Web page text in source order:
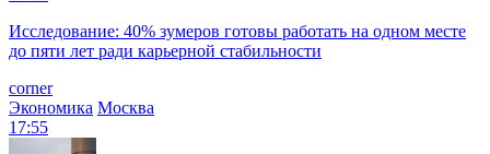
Исследование: 40% зумеров готовы работать на одном месте
до пяти лет ради карьерной стабильности
corner
Экономика Москва
17:55